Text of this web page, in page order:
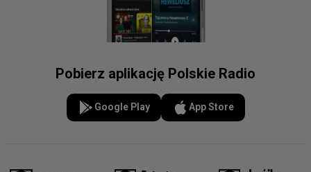
Pobierz aplikację Polskie Radio
Google Play App Store